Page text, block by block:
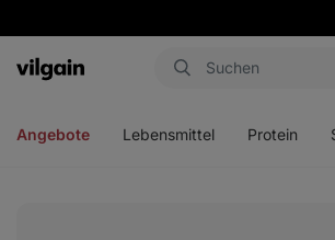
Aktin
Angebote Lebensmittel Protein